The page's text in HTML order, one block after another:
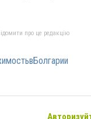
про це редакцію